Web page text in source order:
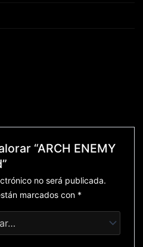
“ARCH ENEMY
no será publicada.
marcados con *